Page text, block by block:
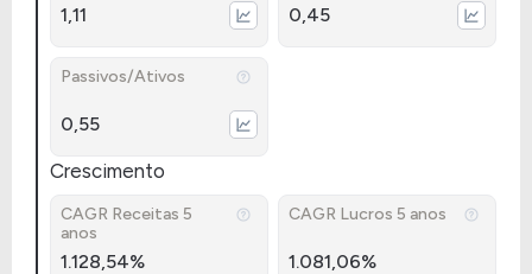
1,11 0,45
Passivos/Ativos
0,55
Crescimento
CAGR Receitas 5
anos
1.128,54%
CAGR Lucros 5 anos
1.081,06%